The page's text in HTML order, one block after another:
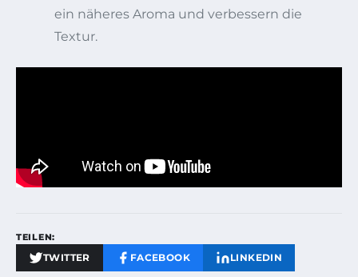
ein näheres Aroma und verbessern die
Textur.
TEILEN:
TWITTER FACEBOOK LINKEDIN